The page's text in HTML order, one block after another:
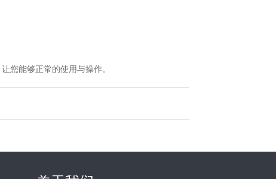
您能够正常的使用与操作。